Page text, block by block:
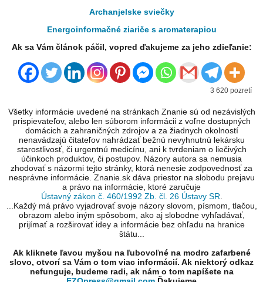
Archanjelske sviečky
Energoinformačné ziariče s aromaterapiou
Ak sa Vám článok páčil, vopred ďakujeme za jeho zdieľanie:
3 620 pozretí
Všetky informácie uvedené na stránkach Znanie sú od nezávislých
prispievateľov, alebo len súborom informácii z voľne dostupných
domácich a zahraničných zdrojov a za žiadnych okolností
nenavádzajú čitateľov nahrádzať bežnú nevyhnutnú lekársku
starostlivosť, či urgentnú medicínu, ani k tvrdeniam o liečivých
účinkoch produktov, či postupov. Názory autora sa nemusia
zhodovať s názormi tejto stránky, ktorá nenesie zodpovednosť za
nesprávne informácie. Znanie.sk dáva priestor na slobodu prejavu
a právo na informácie, ktoré zaručuje
Ústavný zákon č. 460/1992 Zb. čl. 26 Ústavy SR.
...Každý má právo vyjadrovať svoje názory slovom, písmom, tlačou,
obrazom alebo iným spôsobom, ako aj slobodne vyhľadávať,
prijímať a rozširovať idey a informácie bez ohľadu na hranice
štátu...
Ak kliknete ľavou myšou na ľubovoľné na modro zafarbené
slovo, otvorí sa Vám o tom viac informácií. Ak niektorý odkaz
nefunguje, budeme radi, ak nám o tom napíšete na